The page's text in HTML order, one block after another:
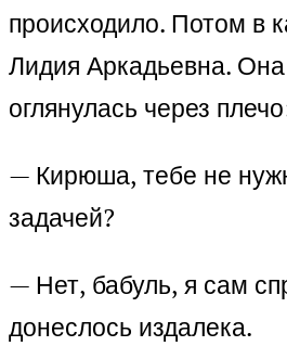
происходило. Потом в
Лидия Аркадьевна.
оглянулась через
— Кирюша, тебе не
задачей?
— Нет, бабуль, я сам
донеслось издалека.